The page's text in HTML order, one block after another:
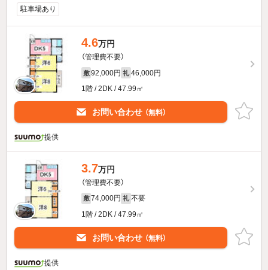
駐車場あり
4.6万円
（管理費不要）
敷 92,000円 礼 46,000円
1階 / 2DK / 47.99㎡
お問い合わせ （無料）
提供
3.7万円
（管理費不要）
敷 74,000円 礼 不要
1階 / 2DK / 47.99㎡
お問い合わせ （無料）
提供